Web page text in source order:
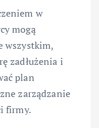
w
mogą
wszystkim,
zadłużenia i
plan
zarządzanie
firmy.